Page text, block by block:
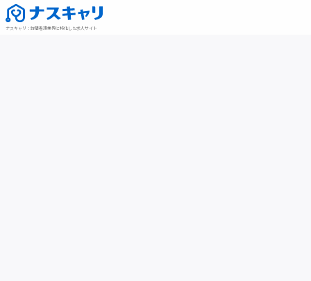
ナスキャリ ： 訪問看護業界に特化した求人サイト